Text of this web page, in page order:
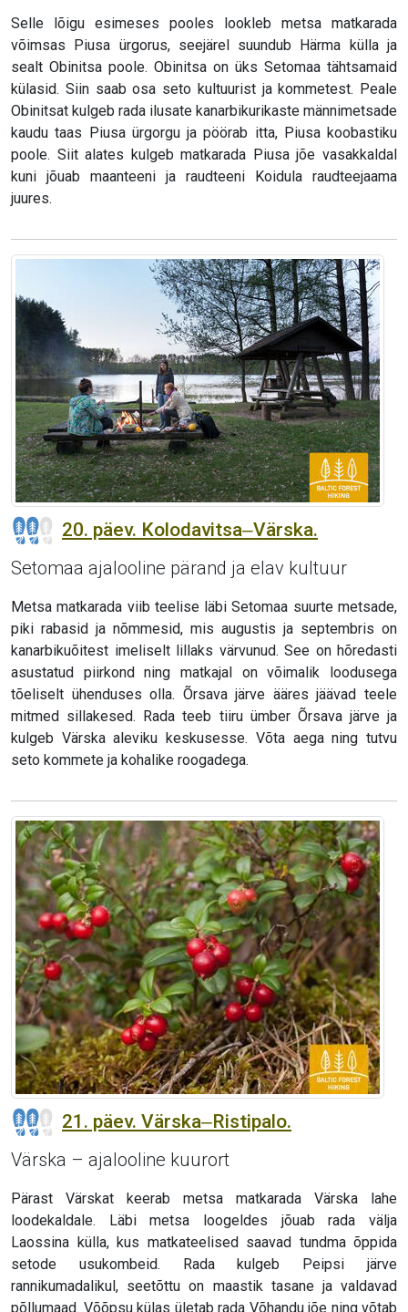
Selle lõigu esimeses pooles lookleb metsa matkarada
võimsas Piusa ürgorus, seejärel suundub Härma külla ja
sealt Obinitsa poole. Obinitsa on üks Setomaa tähtsamaid
külasid. Siin saab osa seto kultuurist ja kommetest. Peale
Obinitsat kulgeb rada ilusate kanarbikurikaste männimetsade
kaudu taas Piusa ürgorgu ja pöörab itta, Piusa koobastiku
poole. Siit alates kulgeb matkarada Piusa jõe vasakkaldal
kuni jõuab maanteeni ja raudteeni Koidula raudteejaama
juures.
20. päev. Kolodavitsa‒Värska.
Setomaa ajalooline pärand ja elav kultuur
Metsa matkarada viib teelise läbi Setomaa suurte metsade,
piki rabasid ja nõmmesid, mis augustis ja septembris on
kanarbikuõitest imeliselt lillaks värvunud. See on hõredasti
asustatud piirkond ning matkajal on võimalik loodusega
tõeliselt ühenduses olla. Õrsava järve ääres jäävad teele
mitmed sillakesed. Rada teeb tiiru ümber Õrsava järve ja
kulgeb Värska aleviku keskusesse. Võta aega ning tutvu
seto kommete ja kohalike roogadega.
21. päev. Värska‒Ristipalo.
Värska – ajalooline kuurort
Pärast Värskat keerab metsa matkarada Värska lahe
loodekaldale. Läbi metsa loogeldes jõuab rada välja
Laossina külla, kus matkateelised saavad tundma õppida
setode usukombeid. Rada kulgeb Peipsi järve
rannikumadalikul, seetõttu on maastik tasane ja valdavad
põllumaad. Võõpsu külas ületab rada Võhandu jõe ning võtab